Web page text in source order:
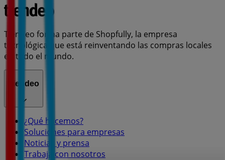
Tiendeo forma parte de Shopfully, la empresa
tecnológica que está reinventando las compras locales
en todo el mundo.
Tiendeo
¿Qué hacemos?
Soluciones para empresas
Noticias y prensa
Trabaja con nosotros